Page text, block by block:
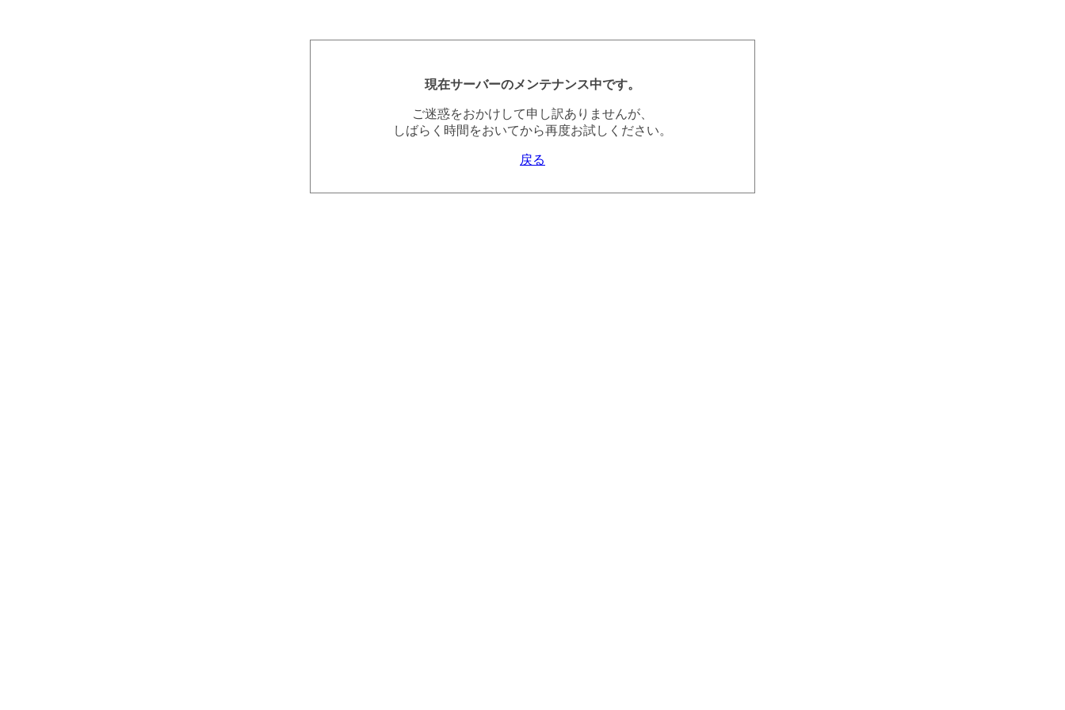
現在サーバーのメンテナンス中です。
ご迷惑をおかけして申し訳ありませんが、
しばらく時間をおいてから再度お試しください。
戻る